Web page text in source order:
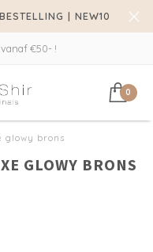
| NEW10
€50- !
0
glowy brons
GLOWY BRONS